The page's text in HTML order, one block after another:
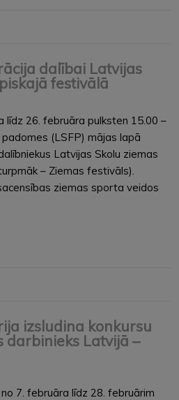
dalībai Latvijas
festivālā
līdz 26. februāra pulksten 15.00 –
(LSFP) mājas lapā
Latvijas Skolu ziemas
– Ziemas festivāls).
ziemas sporta veidos
izsludina konkursu
darbinieks Latvijā –
7. februāra līdz 28. februārim